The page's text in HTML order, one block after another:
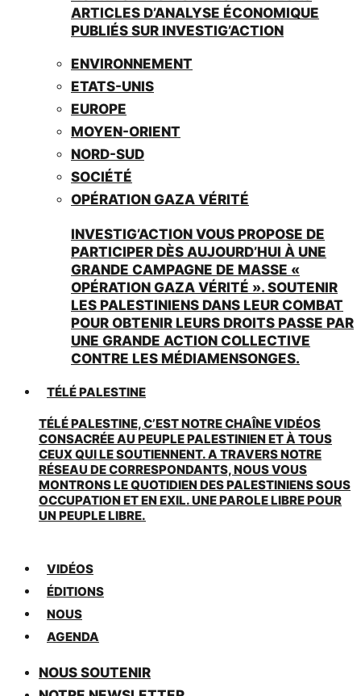
ARTICLES D’ANALYSE ÉCONOMIQUE
PUBLIÉS SUR INVESTIG’ACTION
ENVIRONNEMENT
ETATS-UNIS
EUROPE
MOYEN-ORIENT
NORD-SUD
SOCIÉTÉ
OPÉRATION GAZA VÉRITÉ
INVESTIG’ACTION VOUS PROPOSE DE
PARTICIPER DÈS AUJOURD’HUI À UNE
GRANDE CAMPAGNE DE MASSE «
OPÉRATION GAZA VÉRITÉ ». SOUTENIR
LES PALESTINIENS DANS LEUR COMBAT
POUR OBTENIR LEURS DROITS PASSE PAR
UNE GRANDE ACTION COLLECTIVE
CONTRE LES MÉDIAMENSONGES.
TÉLÉ PALESTINE
TÉLÉ PALESTINE, C’EST NOTRE CHAÎNE VIDÉOS
CONSACRÉE AU PEUPLE PALESTINIEN ET À TOUS
CEUX QUI LE SOUTIENNENT. A TRAVERS NOTRE
RÉSEAU DE CORRESPONDANTS, NOUS VOUS
MONTRONS LE QUOTIDIEN DES PALESTINIENS SOUS
OCCUPATION ET EN EXIL. UNE PAROLE LIBRE POUR
UN PEUPLE LIBRE.
VIDÉOS
ÉDITIONS
NOUS
AGENDA
NOUS SOUTENIR